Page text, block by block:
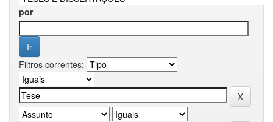
por
Filtros correntes: